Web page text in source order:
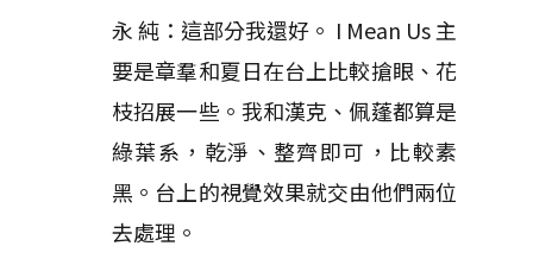
永 純：這部分我還好。 I Mean Us 主
要是章羣和夏日在台上比較搶眼、花
枝招展一些。我和漢克、佩蓬都算是
綠葉系，乾淨、整齊即可，比較素
黑。台上的視覺效果就交由他們兩位
去處理。